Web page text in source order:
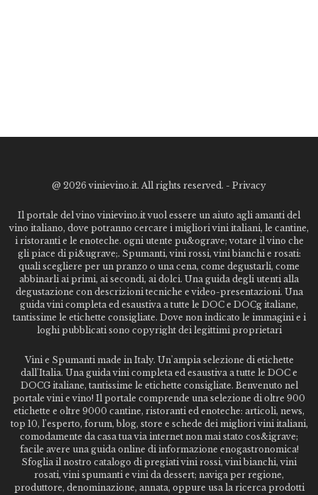
@ 2026 vinievino.it. All rights reserved. - Privacy
Il portale del vino vinievino.it vuol essere un aiuto agli amanti del
vino italiano, dove potranno cercare i migliori vini italiani, le cantine,
i ristoranti e le enoteche. ogni utente pu&ograve; votare il vino che
gli piace di pi&ugrave;. Spumanti, vini rossi, vini bianchi e rosati:
quali scegliere per un pranzo o una cena, come degustarli, come
abbinarli ai primi, ai secondi, ai dolci. Una guida degli utenti alla
degustazione con descrizioni tecniche e video-presentazioni. Una
guida vini completa ed esaustiva a tutte le DOC e DOCg italiane,
tantissime le etichette consigliate. Dove non indicato le immagini e i
loghi pubblicati sono copyright dei legittimi proprietari
Vini e Spumanti made in Italy. Un'ampia selezione di etichette
dall'Italia. Una guida vini completa ed esaustiva a tutte le DOC e
DOCG italiane, tantissime le etichette consigliate. Benvenuto nel
portale vini e vino! Il portale comprende una selezione di oltre 900
etichette e oltre 9000 cantine, ristoranti ed enoteche: articoli, news,
top 10, l'esperto, forum, blog, store e schede dei migliori vini italiani,
comodamente da casa tua via internet non mai stato cos&igrave;
facile avere una guida online di informazione enogastronomica!
Sfoglia il nostro catalogo di pregiati vini rossi, vini bianchi, vini
rosati, vini spumanti e vini da dessert; naviga per regione,
produttore, denominazione, annata, oppure usa la ricerca prodotti